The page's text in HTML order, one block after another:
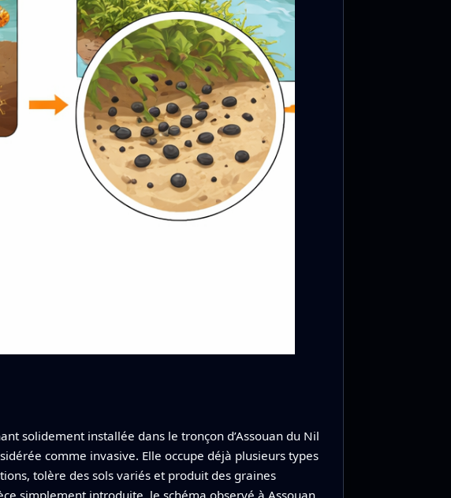
solidement installée dans le tronçon d’Assouan du Nil
comme invasive. Elle occupe déjà plusieurs types
tolère des sols variés et produit des graines
simplement introduite, le schéma observé à Assouan